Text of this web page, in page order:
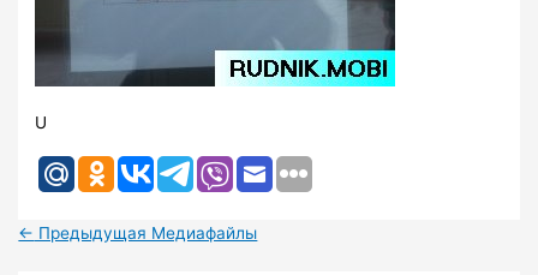
U
← Предыдущая Медиафайлы